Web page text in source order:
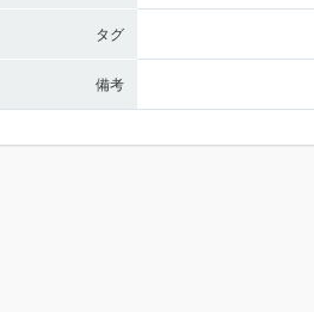
タグ
備考